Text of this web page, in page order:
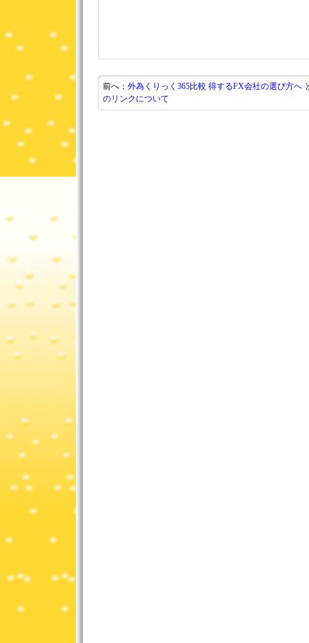
前へ： 外為くりっく365比較 得するFX会社の選び方へ
のリンクについて